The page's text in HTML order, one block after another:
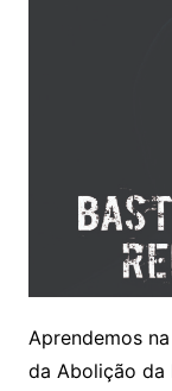
Aprendemos
da Abolição da